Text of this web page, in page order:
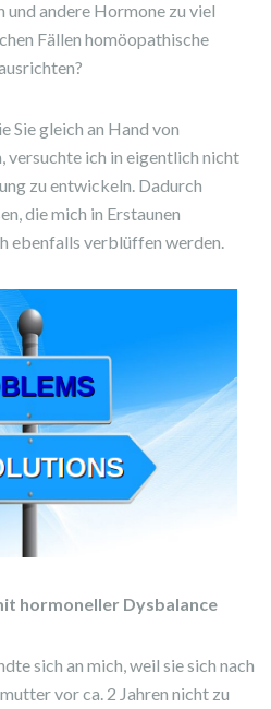
andere Hormone zu viel
Fällen homöopathische
Sie gleich an Hand von
versuchte ich in eigentlich nicht
zu entwickeln. Dadurch
die mich in Erstaunen
ebenfalls verblüffen werden.
hormoneller Dysbalance
sich an mich, weil sie sich nach
vor ca. 2 Jahren nicht zu